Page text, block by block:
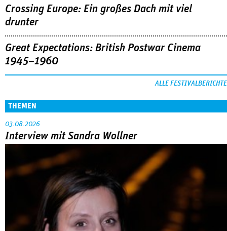
Crossing Europe: Ein großes Dach mit viel
drunter
Great Expectations: British Postwar Cinema
1945–1960
ALLE FESTIVALBERICHTE
THEMEN
03.08.2026
Interview mit Sandra Wollner